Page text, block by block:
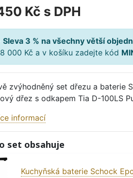
Kč s DPH
Sleva 3 % na všechny větší
000 Kč a v košíku zadejte kód
zvýhodněný set dřezu a baterie
dřez s odkapem Tia D-100LS
informací
set obsahuje
Kuchyňská baterie Schock